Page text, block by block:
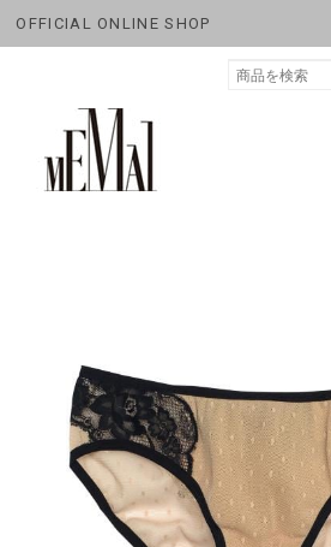
OFFICIAL ONLINE SHOP